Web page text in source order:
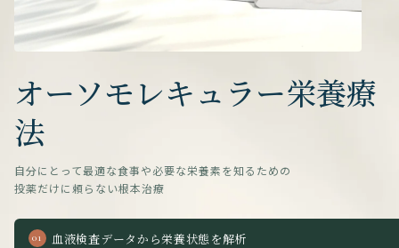
オーソモレキュラー栄養療
法
自分にとって最適な食事や必要な栄養素を知るための
投薬だけに頼らない根本治療
血液検査データから栄養状態を解析